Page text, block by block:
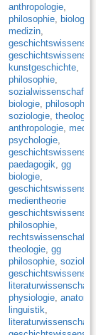
anthropologie,
philosophie, biologie
medizin,
kunstgeschichte,
philosophie,
sozialwissenschaft
biologie, philosophie
soziologie, theologie
anthropologie,
psychologie,
paedagogik, gg
biologie,
medientheorie
philosophie,
rechtswissenschaft
theologie, gg
philosophie,
literaturwissenschaft
physiologie,
linguistik,
literaturwissenschaft